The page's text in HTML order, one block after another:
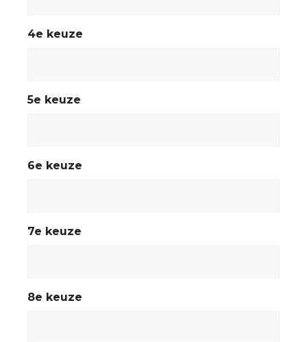
4e keuze
5e keuze
6e keuze
7e keuze
8e keuze